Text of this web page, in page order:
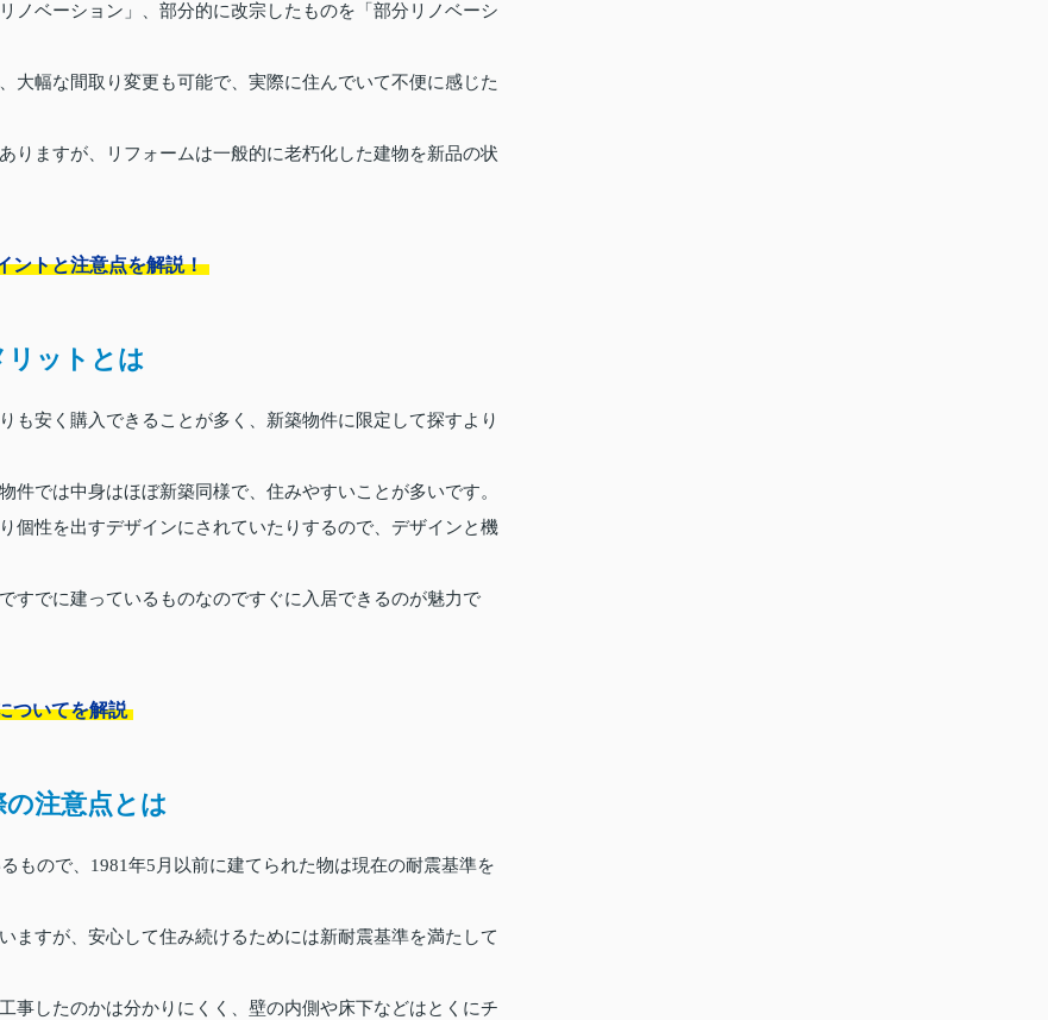
ノベーション」、部分的に改宗したものを「部分リノベーシ
大幅な間取り変更も可能で、実際に住んでいて不便に感じた
りますが、リフォームは一般的に老朽化した建物を新品の状
ントと注意点を解説！
リットとは
も安く購入できることが多く、新築物件に限定して探すより
では中身はほぼ新築同様で、住みやすいことが多いです。
個性を出すデザインにされていたりするので、デザインと機
すでに建っているものなのですぐに入居できるのが魅力で
ついてを解説
注意点とは
もので、1981年5月以前に建てられた物は現在の耐震基準を
ますが、安心して住み続けるためには新耐震基準を満たして
事したのかは分かりにくく、壁の内側や床下などはとくにチ